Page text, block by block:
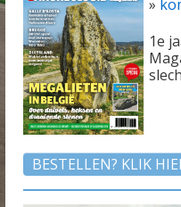
»
1e
BESTELLEN? KLIK